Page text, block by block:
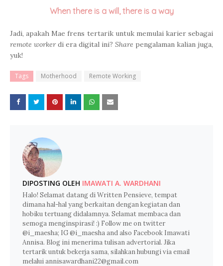
When there is a will, there is a way
Jadi, apakah Mae frens tertarik untuk memulai karier sebagai
remote workerdi era digital ini? Share pengalaman kalian juga,
yuk!
Tags Motherhood Remote Working
DIPOSTING OLEH IMAWATI A. WARDHANI
Halo! Selamat datang di Written Pensieve, tempat
dimana hal-hal yang berkaitan dengan kegiatan dan
hobiku tertuang didalamnya. Selamat membaca dan
semoga menginspirasi! :) Follow me on twitter
@i_maesha; IG @i_maesha and also Facebook Imawati
Annisa. Blog ini menerima tulisan advertorial. Jika
tertarik untuk bekerja sama, silahkan hubungi via email
melalui annisawardhani22@gmail.com